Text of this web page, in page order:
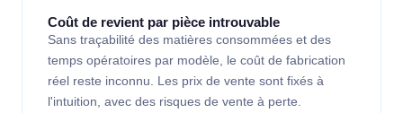
Coût de revient par pièce introuvable
Sans traçabilité des matières consommées et des
temps opératoires par modèle, le coût de fabrication
réel reste inconnu. Les prix de vente sont fixés à
l'intuition, avec des risques de vente à perte.